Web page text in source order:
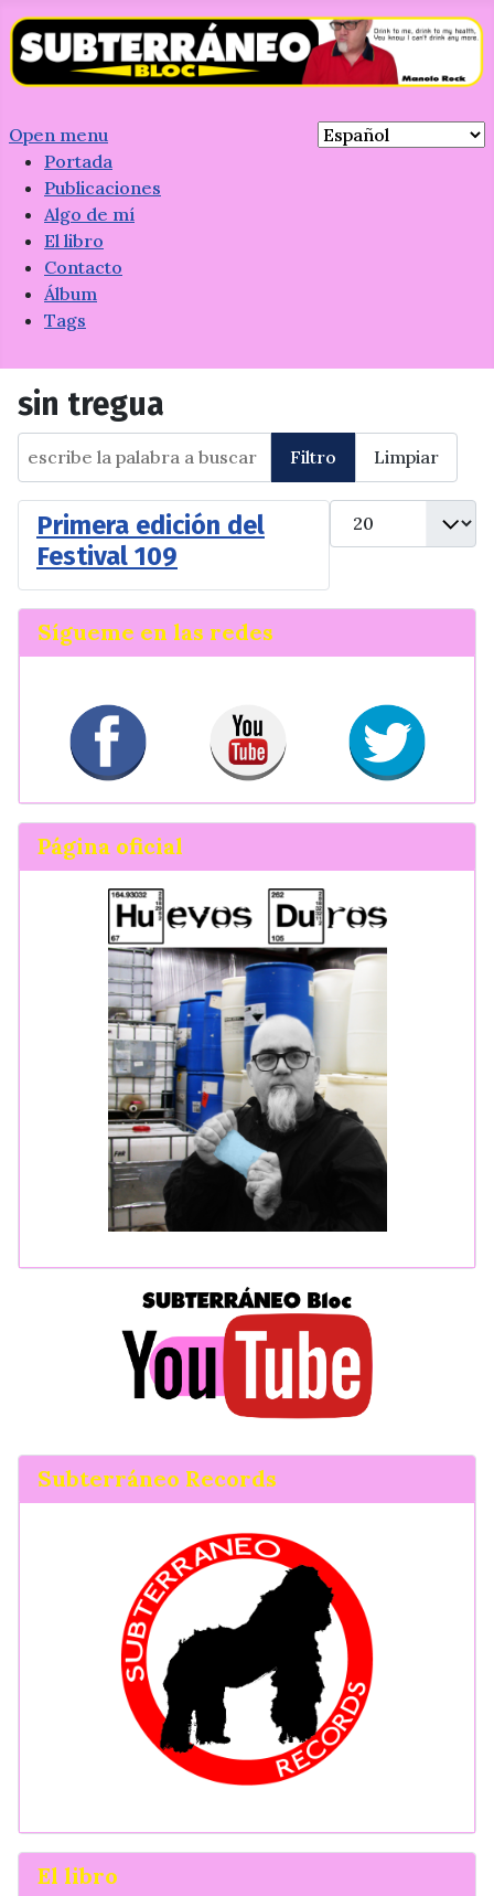
Open menu
Portada
Publicaciones
Algo de mí
El libro
Contacto
Álbum
Tags
sin tregua
Filtro Limpiar
Primera edición del
Festival 109
Sígueme en las redes
Página oficial
Subterráneo Records
El libro